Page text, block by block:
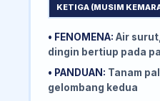
KETIGA (MUSIM
• FENOMENA: Air
dingin bertiup pada
• PANDUAN: Tanam
gelombang kedua